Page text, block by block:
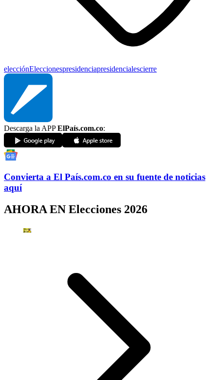
elecciónEleccionespresidenciapresidencialescierre
Descarga la APPElPaís.com.co:
Convierta a El País.com.co en su fuente de noticias
aquí
AHORA EN Elecciones 2026